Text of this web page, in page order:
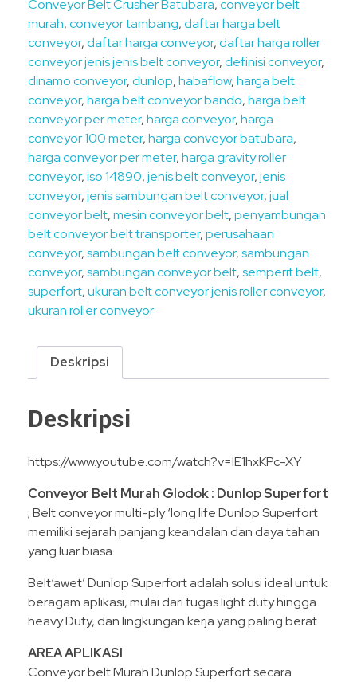
Conveyor Belt Crusher Batubara,conveyor belt
murah,conveyor tambang,daftar harga belt
conveyor,daftar harga conveyor,daftar harga roller
conveyor jenis jenis belt conveyor,definisi conveyor,
dinamo conveyor,dunlop,habaflow,harga belt
conveyor,harga belt conveyor bando,harga belt
conveyor per meter,harga conveyor,harga
conveyor 100 meter,harga conveyor batubara,
harga conveyor per meter,harga gravity roller
conveyor,iso 14890,jenis belt conveyor,jenis
conveyor,jenis sambungan belt conveyor,jual
conveyor belt,mesin conveyor belt,penyambungan
belt conveyor belt transporter,perusahaan
conveyor,sambungan belt conveyor,sambungan
conveyor,sambungan conveyor belt,semperit belt,
superfort,ukuran belt conveyor jenis roller conveyor,
ukuran roller conveyor
Deskripsi
Deskripsi
https://www.youtube.com/watch?v=IE1hxKPc-XY
Conveyor Belt Murah Glodok : Dunlop Superfort
; Belt conveyor multi-ply ‘long life Dunlop Superfort
memiliki sejarah panjang keandalan dan daya tahan
yang luar biasa.
Belt‘awet’ Dunlop Superfort adalah solusi ideal untuk
beragam aplikasi, mulai dari tugas light duty hingga
heavy Duty, dan lingkungan kerja yang paling berat.
AREA APLIKASI
Conveyor belt Murah Dunlop Superfort secara